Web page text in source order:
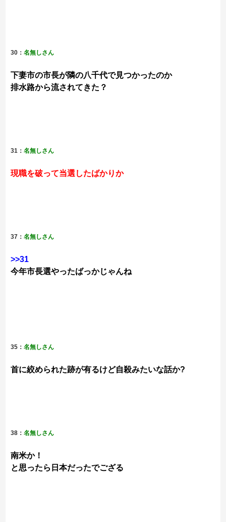
30：名無しさん
下妻市の市長が隣の八千代で見つかったのか
排水路から流されてきた？
31：名無しさん
現職を破って当選したばかりか
37：名無しさん
>>31
今年市長選やったばっかじゃんね
35：名無しさん
首に絞められた跡が有るけど自殺みたいな話か?
38：名無しさん
南米か！
と思ったら日本だったでござる